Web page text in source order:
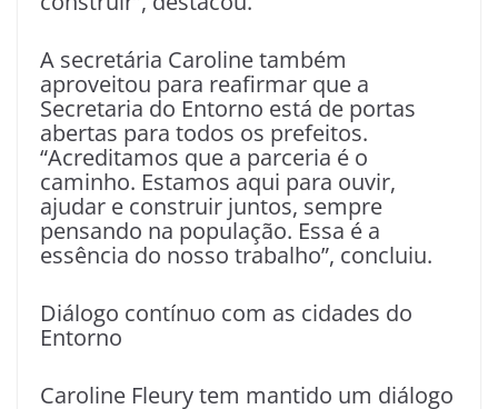
A secretária Caroline também
aproveitou para reafirmar que a
Secretaria do Entorno está de portas
abertas para todos os prefeitos.
“Acreditamos que a parceria é o
caminho. Estamos aqui para ouvir,
ajudar e construir juntos, sempre
pensando na população. Essa é a
essência do nosso trabalho”, concluiu.
Diálogo contínuo com as cidades do
Entorno
Caroline Fleury tem mantido um diálogo